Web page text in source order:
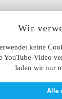
Wir
keine
YouTube-Video
laden wir nur
Alle